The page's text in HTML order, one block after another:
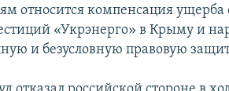
относится компенсация ущерба
«Укрэнерго» в Крыму и
и безусловную правовую